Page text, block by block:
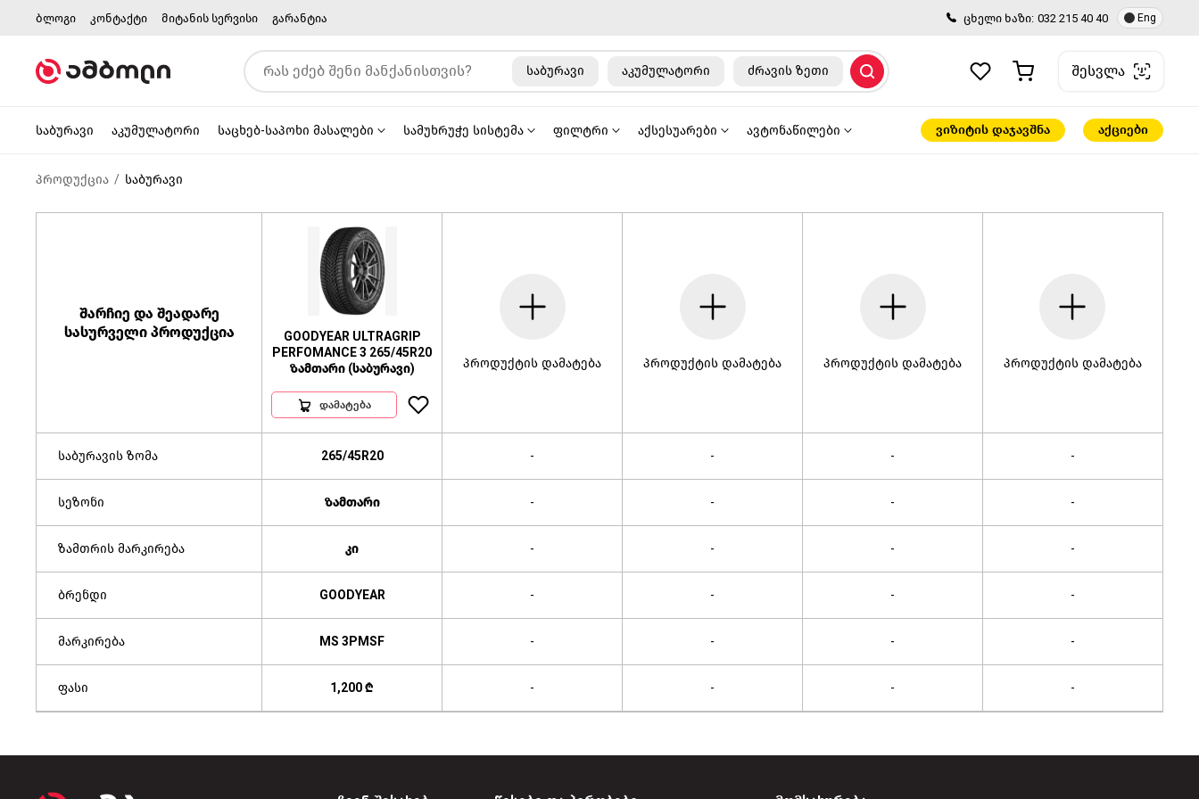
ბლოგი კონტაქტი მიტანის სერვისი გარანტია ცხელი ხაზი: 032 215 40 40 Eng
საბურავი აკუმულატორი ძრავის ზეთი შესვლა
საბურავი აკუმულატორი საცხებ-საპოხი მასალები სამუხრუჭე სისტემა ფილტრი აქსესუარები ავტონაწილები ვიზიტის დაჯავშნა აქციები
პროდუქცია საბურავი
შარჩიე და შეადარე
სასურველი პროდუქცია
GOODYEAR ULTRAGRIP
PERFOMANCE 3 265/45R20
ზამთარი (საბურავი)
დამატება
პროდუქტის დამატება პროდუქტის დამატება პროდუქტის დამატება პროდუქტის დამატება
საბურავის ზომა 265/45R20 - - - -
სეზონი ზამთარი - - - -
ზამთრის მარკირება კი - - - -
ბრენდი GOODYEAR - - - -
მარკირება MS 3PMSF - - - -
ფასი 1,200 ₾ - - - -